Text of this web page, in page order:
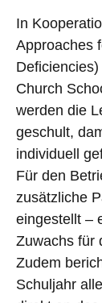
In
Approaches
Church
werden die
geschult,
individuell
Für den
zusätzliche
eingestellt –
Zuwachs für
Zudem
Schuljahr